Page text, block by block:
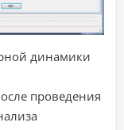
динамики
проведения